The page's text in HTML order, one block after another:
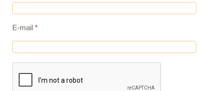
E-mail *